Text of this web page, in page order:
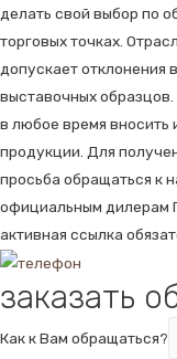
делать свой выбор по
торговых точках.
допускает отклонения
выставочных
в любое время вносить
продукции. Для
просьба обращаться к
официальным дилерам
активная ссылка
заказать
Как к Вам обращаться?